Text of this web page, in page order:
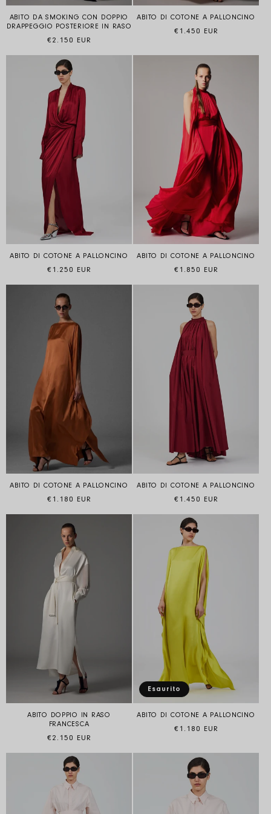
ABITO DA SMOKING CON DOPPIO
DRAPPEGGIO POSTERIORE IN RASO
Prezzo di listino
€2.150 EUR
ABITO DI COTONE A PALLONCINO
Prezzo di listino
€1.450 EUR
ABITO DI COTONE A PALLONCINO
Prezzo di listino
€1.250 EUR
ABITO DI COTONE A PALLONCINO
Prezzo di listino
€1.850 EUR
ABITO DI COTONE A PALLONCINO
Prezzo di listino
€1.180 EUR
ABITO DI COTONE A PALLONCINO
Prezzo di listino
€1.450 EUR
ABITO DOPPIO IN RASO
FRANCESCA
Prezzo di listino
€2.150 EUR
Esaurito
ABITO DI COTONE A PALLONCINO
Prezzo di listino
€1.180 EUR